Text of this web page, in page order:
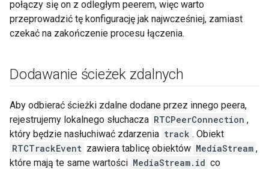
połączy się on z odległym peerem, więc warto
przeprowadzić tę konfigurację jak najwcześniej, zamiast
czekać na zakończenie procesu łączenia.
Dodawanie ścieżek zdalnych
Aby odbierać ścieżki zdalne dodane przez innego peera,
rejestrujemy lokalnego słuchacza RTCPeerConnection ,
który będzie nasłuchiwać zdarzenia track . Obiekt
RTCTrackEvent zawiera tablicę obiektów MediaStream ,
które mają te same wartości MediaStream.id co